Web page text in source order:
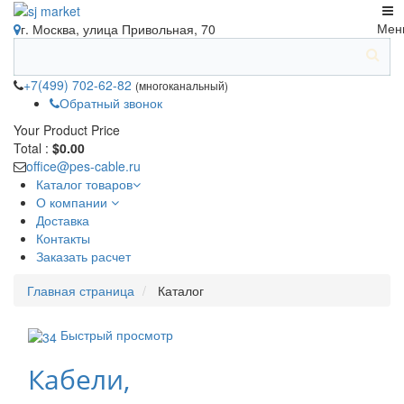
г. Москва, улица Привольная, 70
+7(499) 702-62-82 (многоканальный)
Обратный звонок
Your Product Price
Total : $0.00
office@pes-cable.ru
Каталог товаров
О компании
Доставка
Контакты
Заказать расчет
Главная страница Каталог
Быстрый просмотр
Кабели,